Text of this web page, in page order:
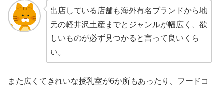
出店している店舗も海外有名ブランドから地
元の軽井沢土産までとジャンルが幅広く、欲
しいものが必ず見つかると言って良いくら
い。
また広くてきれいな授乳室が6か所もあったり、フードコ